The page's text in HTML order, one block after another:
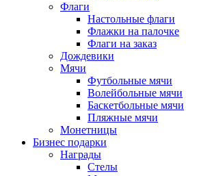
Флаги
Настольные флаги
Флажки на палочке
Флаги на заказ
Дождевики
Мячи
Футбольные мячи
Волейбольные мячи
Баскетбольные мячи
Пляжные мячи
Монетницы
Бизнес подарки
Награды
Стелы